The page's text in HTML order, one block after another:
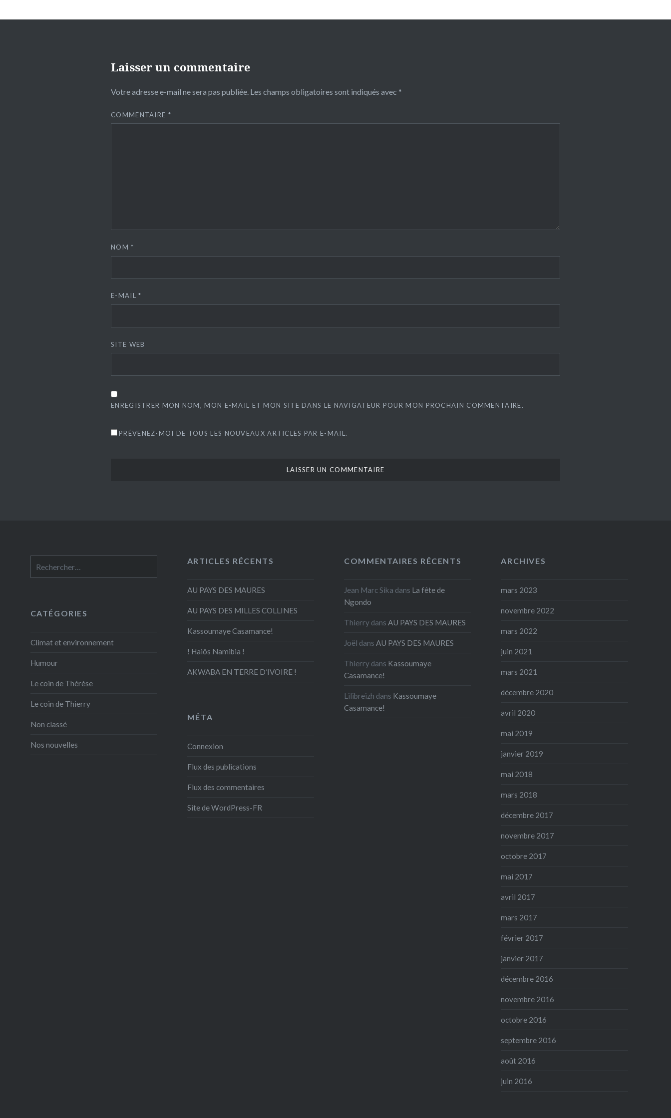
Laisser un commentaire
Votre adresse e-mail ne sera pas publiée. Les champs obligatoires sont indiqués avec *
COMMENTAIRE *
NOM*
E-MAIL*
SITE WEB
ENREGISTRER MON NOM, MON E-MAIL ET MON SITE DANS LE NAVIGATEUR POUR MON PROCHAIN COMMENTAIRE.
PRÉVENEZ-MOI DE TOUS LES NOUVEAUX ARTICLES PAR E-MAIL.
ARTICLES RÉCENTS
AU PAYS DES MAURES
AU PAYS DES MILLES COLLINES
Kassoumaye Casamance!
! Haiôs Namibia !
AKWABA EN TERRE D’IVOIRE !
COMMENTAIRES RÉCENTS
Jean Marc Sika dans La fête de
Ngondo
Thierry dans AU PAYS DES MAURES
Joël dans AU PAYS DES MAURES
Thierry dans Kassoumaye
Casamance!
Lilibreizh dans Kassoumaye
Casamance!
ARCHIVES
mars 2023
novembre 2022
mars 2022
juin 2021
mars 2021
décembre 2020
avril 2020
mai 2019
janvier 2019
mai 2018
mars 2018
décembre 2017
novembre 2017
octobre 2017
mai 2017
avril 2017
mars 2017
février 2017
janvier 2017
décembre 2016
novembre 2016
octobre 2016
septembre 2016
août 2016
juin 2016
CATÉGORIES
Climat et environnement
Humour
Le coin de Thérèse
Le coin de Thierry
Non classé
Nos nouvelles
MÉTA
Connexion
Flux des publications
Flux des commentaires
Site de WordPress-FR